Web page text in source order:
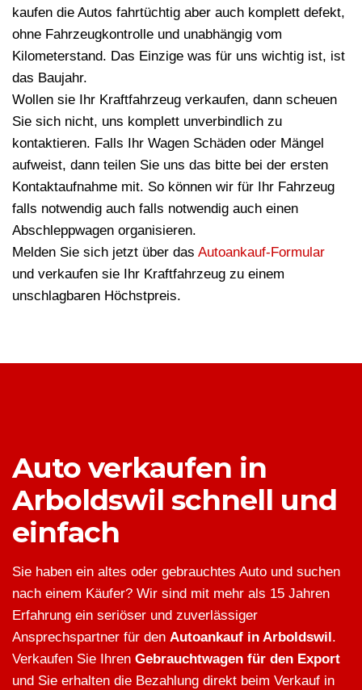
kaufen die Autos fahrtüchtig aber auch komplett defekt,
ohne Fahrzeugkontrolle und unabhängig vom
Kilometerstand. Das Einzige was für uns wichtig ist, ist
das Baujahr.
Wollen sie Ihr Kraftfahrzeug verkaufen, dann scheuen
Sie sich nicht, uns komplett unverbindlich zu
kontaktieren. Falls Ihr Wagen Schäden oder Mängel
aufweist, dann teilen Sie uns das bitte bei der ersten
Kontaktaufnahme mit. So können wir für Ihr Fahrzeug
falls notwendig auch falls notwendig auch einen
Abschleppwagen organisieren.
Melden Sie sich jetzt über das Autoankauf-Formular
und verkaufen sie Ihr Kraftfahrzeug zu einem
unschlagbaren Höchstpreis.
Auto verkaufen in
Arboldswil schnell und
einfach
Sie haben ein altes oder gebrauchtes Auto und suchen
nach einem Käufer? Wir sind mit mehr als 15 Jahren
Erfahrung ein seriöser und zuverlässiger
Ansprechspartner für den Autoankauf in Arboldswil.
Verkaufen Sie Ihren Gebrauchtwagen für den Export
und Sie erhalten die Bezahlung direkt beim Verkauf in